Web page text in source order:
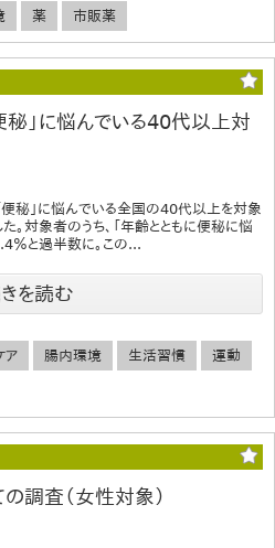
薬 市販薬
秘」に悩んでいる40代以上対
「便秘」に悩んでいる全国の40代以上を対象
。対象者のうち、「年齢とともに便秘に悩
％と過半数に。この...
を読む
ア 腸内環境 生活習慣 運動
調査（女性対象）